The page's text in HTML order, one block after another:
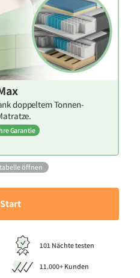
doppeltem Tonnen-
Garantie
öffnen
101 Nächte testen
11.000+ Kunden